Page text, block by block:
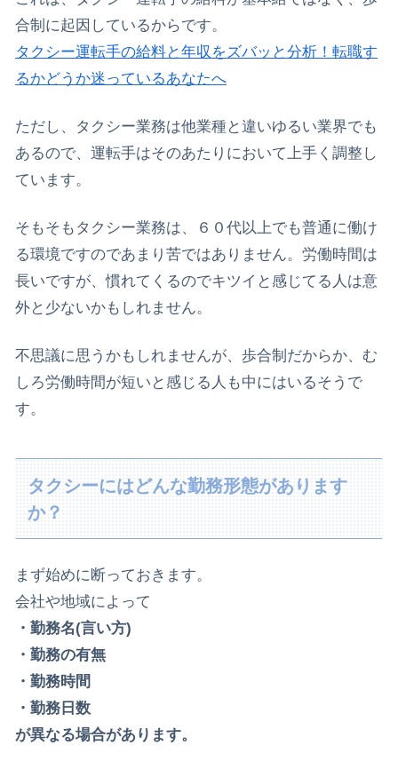
合制に起因しているからです。
タクシー運転手の給料と年収をズバッと分析！転職す
るかどうか迷っているあなたへ
ただし、タクシー業務は他業種と違いゆるい業界でも
あるので、運転手はそのあたりにおいて上手く調整し
ています。
そもそもタクシー業務は、６０代以上でも普通に働け
る環境ですのであまり苦ではありません。労働時間は
長いですが、慣れてくるのでキツイと感じてる人は意
外と少ないかもしれません。
不思議に思うかもしれませんが、歩合制だからか、む
しろ労働時間が短いと感じる人も中にはいるそうで
す。
タクシーにはどんな勤務形態があります
か？
まず始めに断っておきます。
会社や地域によって
・勤務名(言い方)
・勤務の有無
・勤務時間
・勤務日数
が異なる場合があります。